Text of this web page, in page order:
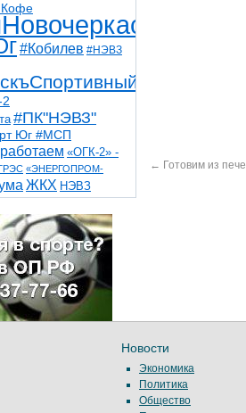
#Кобилев #НЭВЗ
#ПК"НЭВЗ"
Юг #МСП
«ОГК-2» -
«ЭНЕРГОПРОМ-
ЖКХ НЭВЗ
ТНТ
выборы
коррупция космос
парк пожар роща
художники
← Готовим из
Новости
Экономика
Политика
Общество